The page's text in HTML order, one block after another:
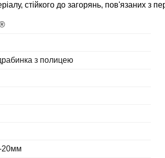
стійкого до загорянь, пов'язаних з
з полицею